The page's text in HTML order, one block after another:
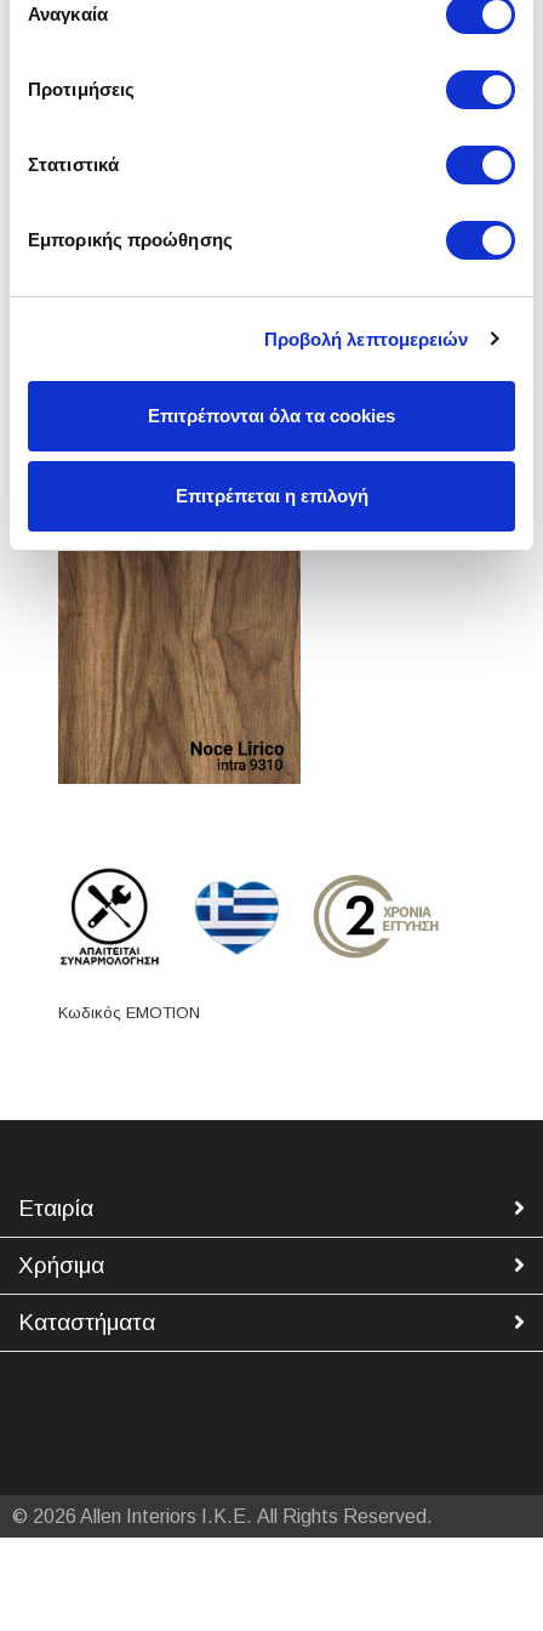
των υπηρεσιών τους.
συγκατάθεσης
Αναγκαία
Προτιμήσεις
Στατιστικά
Εμπορικής προώθησης
Προβολή λεπτομερειών
Επιτρέπονται όλα τα cookies
Επιτρέπεται η επιλογή
Κωδικός EMOTION
Εταιρία
Χρήσιμα
Καταστήματα
© 2026 Allen Interiors Ι.Κ.Ε. All Rights Reserved.